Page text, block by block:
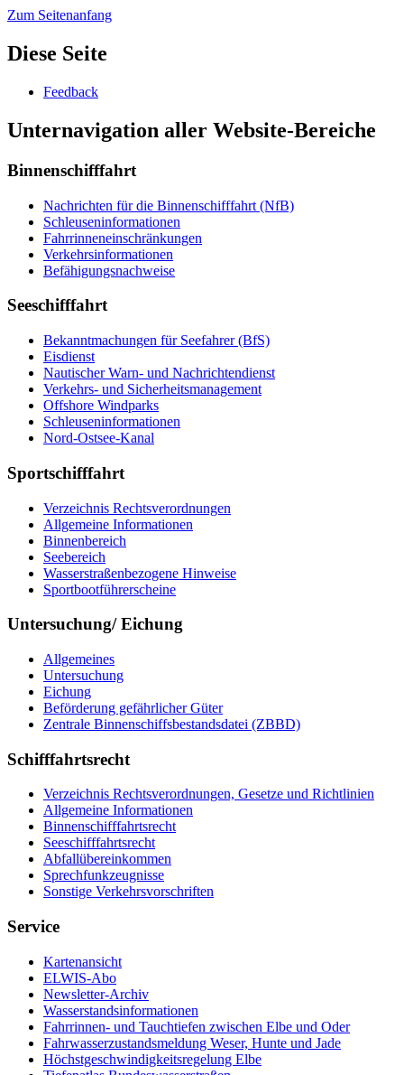
Zum Seitenanfang
Diese Seite
Feedback
Unternavigation aller Website-Bereiche
Binnenschifffahrt
Nachrichten für die Binnenschifffahrt (NfB)
Schleuseninformationen
Fahrrinneneinschränkungen
Verkehrsinformationen
Befähigungsnachweise
Seeschifffahrt
Bekanntmachungen für Seefahrer (BfS)
Eisdienst
Nautischer Warn- und Nachrichtendienst
Verkehrs- und Sicherheitsmanagement
Offshore Windparks
Schleuseninformationen
Nord-Ostsee-Kanal
Sportschifffahrt
Verzeichnis Rechtsverordnungen
Allgemeine Informationen
Binnenbereich
Seebereich
Wasserstraßenbezogene Hinweise
Sportbootführerscheine
Untersuchung/ Eichung
Allgemeines
Untersuchung
Eichung
Beförderung gefährlicher Güter
Zentrale Binnenschiffsbestandsdatei (ZBBD)
Schifffahrtsrecht
Verzeichnis Rechtsverordnungen, Gesetze und Richtlinien
Allgemeine Informationen
Binnenschifffahrtsrecht
Seeschifffahrtsrecht
Abfallübereinkommen
Sprechfunkzeugnisse
Sonstige Verkehrsvorschriften
Service
Kartenansicht
ELWIS-Abo
Newsletter-Archiv
Wasserstandsinformationen
Fahrrinnen- und Tauchtiefen zwischen Elbe und Oder
Fahrwasserzustandsmeldung Weser, Hunte und Jade
Höchstgeschwindigkeitsregelung Elbe